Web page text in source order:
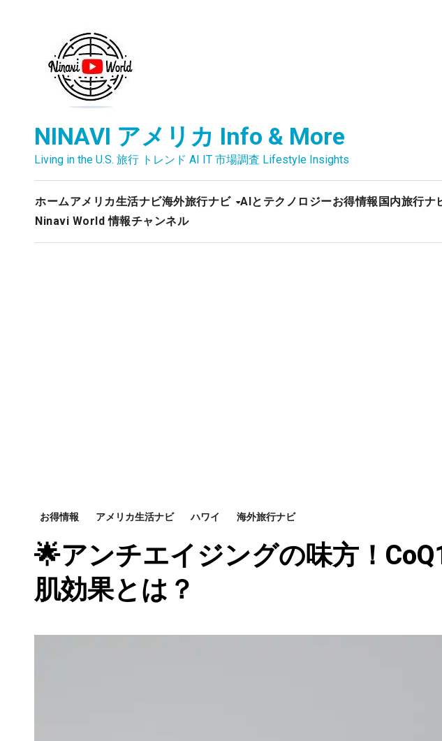
NINAVI アメリカ Info & More
Living in the U.S. 旅行 トレンド AI IT 市場調査 Lifestyle Insights
ホームアメリカ生活ナビ海外旅行ナビ AIとテクノロジーお得情報 国内旅行ナ
Ninavi World 情報チャンネル
お得情報 アメリカ生活ナビ ハワイ 海外旅行ナビ
🌟アンチエイジングの味方！
肌効果とは？